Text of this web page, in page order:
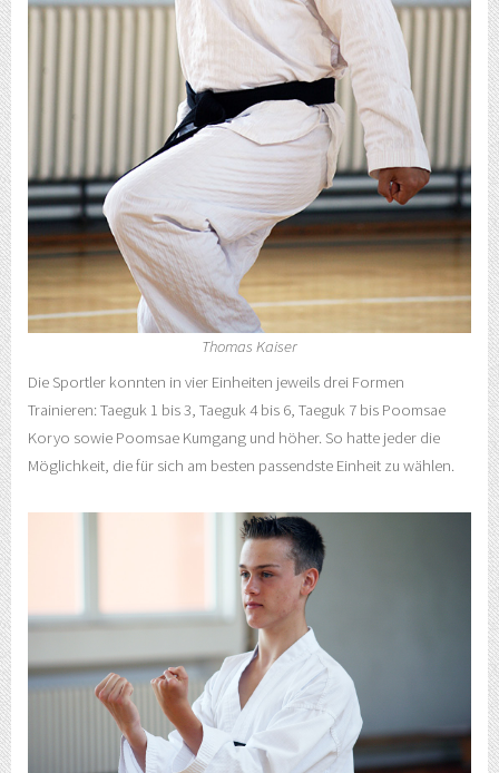
Thomas Kaiser
Die Sportler konnten in vier Einheiten jeweils drei Formen
Trainieren: Taeguk 1 bis 3, Taeguk 4 bis 6, Taeguk 7 bis Poomsae
Koryo sowie Poomsae Kumgang und höher. So hatte jeder die
Möglichkeit, die für sich am besten passendste Einheit zu wählen.